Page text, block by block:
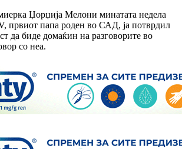
Џорџија Мелони минатата недела
првиот папа роден во САД, ја потврдил
да биде домаќин на разговорите во
со неа.